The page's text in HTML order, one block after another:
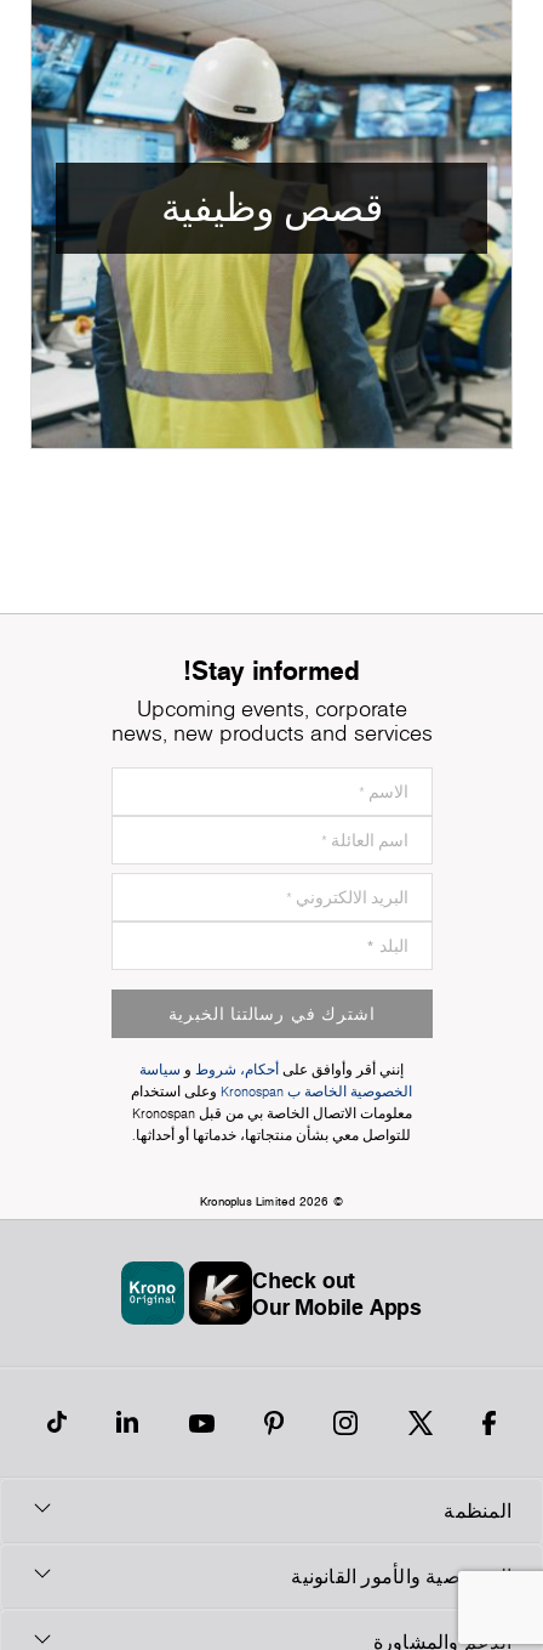
قصص وظيفية
Stay informed!
Upcoming events, corporate
news, new products and services
اشترك في رسالتنا الخبرية
إنني أقر وأوافق على أحكام، شروط و سياسة
الخصوصية الخاصة ب Kronospan
وعلى استخدام
معلومات الاتصال الخاصة بي من قبل Kronospan
للتواصل معي بشأن منتجاتها، خدماتها أو أحداثها.
© Kronoplus Limited 2026
Check out
Our Mobile Apps
المنظمة
الخصوصية والأمور القانونية
الدعم والمشاورة